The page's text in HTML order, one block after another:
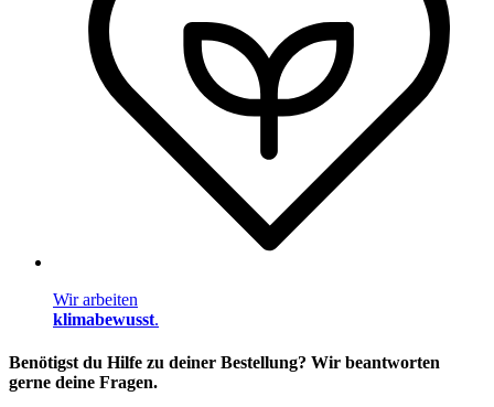
Wir arbeiten
klimabewusst.
Benötigst du Hilfe zu deiner Bestellung? Wir beantworten
gerne deine Fragen.